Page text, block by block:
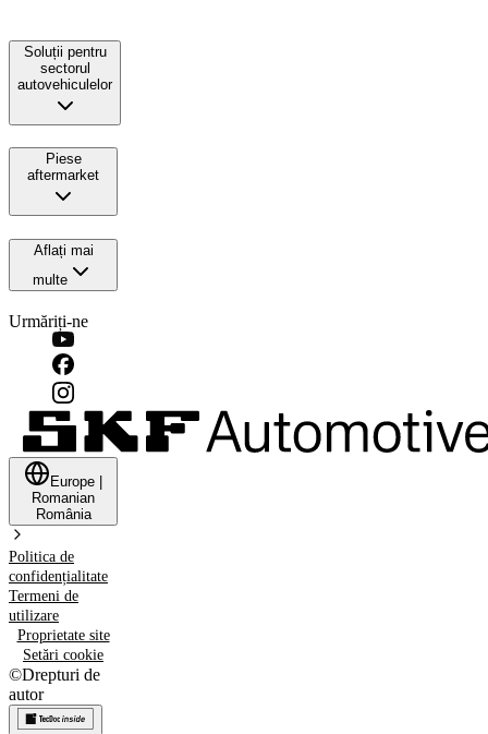
Soluții pentru
sectorul
autovehiculelor
Piese
aftermarket
Aflați mai
multe
Urmăriți-ne
Europe
Romanian
România
Politica de
confidențialitate
Termeni de
utilizare
Proprietate site
Setări cookie
©Drepturi de
autor